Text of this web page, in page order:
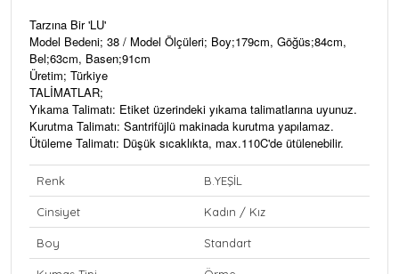
Tarzına Bir 'LU'
Model Bedeni; 38 / Model Ölçüleri; Boy;179cm, Göğüs;84cm,
Bel;63cm, Basen;91cm
Üretim; Türkiye
TALİMATLAR;
Yıkama Talimatı: Etiket üzerindeki yıkama talimatlarına uyunuz.
Kurutma Talimatı: Santrifüjlü makinada kurutma yapılamaz.
Ütüleme Talimatı: Düşük sıcaklıkta, max.110C'de ütülenebilir.
Renk B.YEŞİL
Cinsiyet Kadın / Kız
Boy Standart